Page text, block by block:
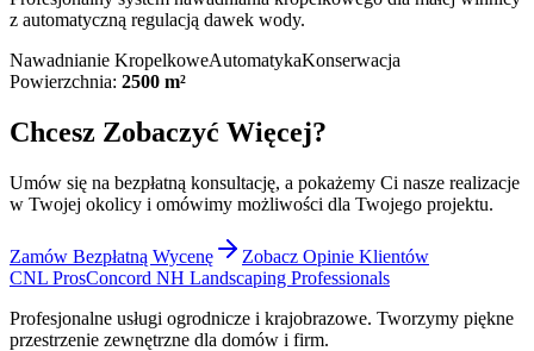
z automatyczną regulacją dawek wody.
Nawadnianie KropelkoweAutomatykaKonserwacja
Powierzchnia: 2500 m²
Chcesz Zobaczyć Więcej?
Umów się na bezpłatną konsultację, a pokażemy Ci nasze realizacje
w Twojej okolicy i omówimy możliwości dla Twojego projektu.
Zamów Bezpłatną Wycenę
Zobacz Opinie Klientów
CNL ProsConcord NH Landscaping Professionals
Profesjonalne usługi ogrodnicze i krajobrazowe. Tworzymy piękne
przestrzenie zewnętrzne dla domów i firm.